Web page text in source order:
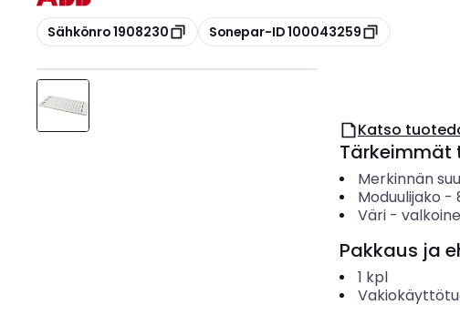
Kopioi
Sähkönro 1908230 Kopioi
Sonepar-ID 100043259
Katso
Merkinnän
Moduulijako -
Väri-
Pakkaus ja
1 kpl